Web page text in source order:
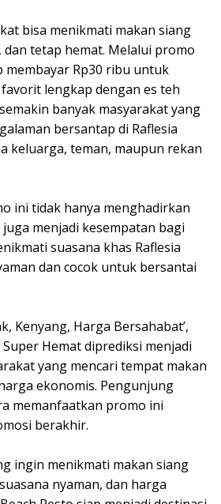
bisa menikmati makan siang
dan tetap hemat. Melalui promo
membayar Rp30 ribu untuk
lengkap dengan es teh
banyak masyarakat yang
bersantap di Raflesia
keluarga, teman, maupun rekan
ini tidak hanya menghadirkan
menjadi kesempatan bagi
suasana khas Raflesia
dan cocok untuk bersantai
Kenyang, Harga Bersahabat’,
Hemat diprediksi menjadi
yang mencari tempat makan
ekonomis. Pengunjung
memanfaatkan promo ini
berakhir.
ingin menikmati makan siang
nyaman, dan harga